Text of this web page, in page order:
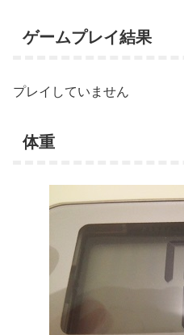
ゲームプレイ結果
プレイしていません
体重